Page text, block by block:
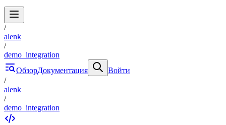
/
alenk
/
demo_integration
ОбзорДокументация
Войти
/
alenk
/
demo_integration